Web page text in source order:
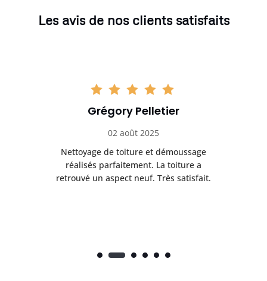
Les avis de nos clients satisfaits
Grégory Pelletier
02 août 2025
Nettoyage de toiture et démoussage
réalisés parfaitement. La toiture a
retrouvé un aspect neuf. Très satisfait.